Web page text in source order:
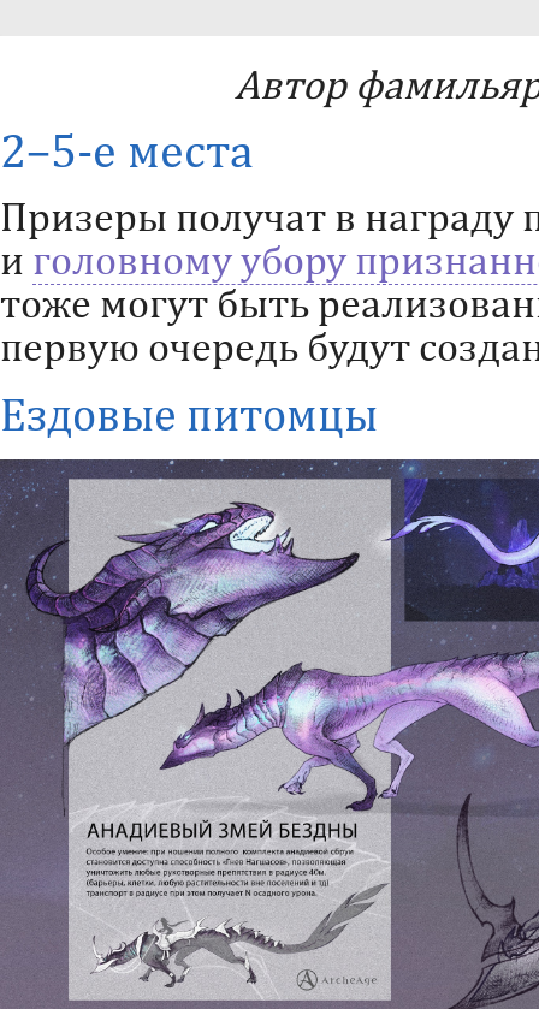
Автор
2–5-е места
Призеры получат в награду
и головному убору
тоже могут быть
первую очередь будут
Ездовые питомцы